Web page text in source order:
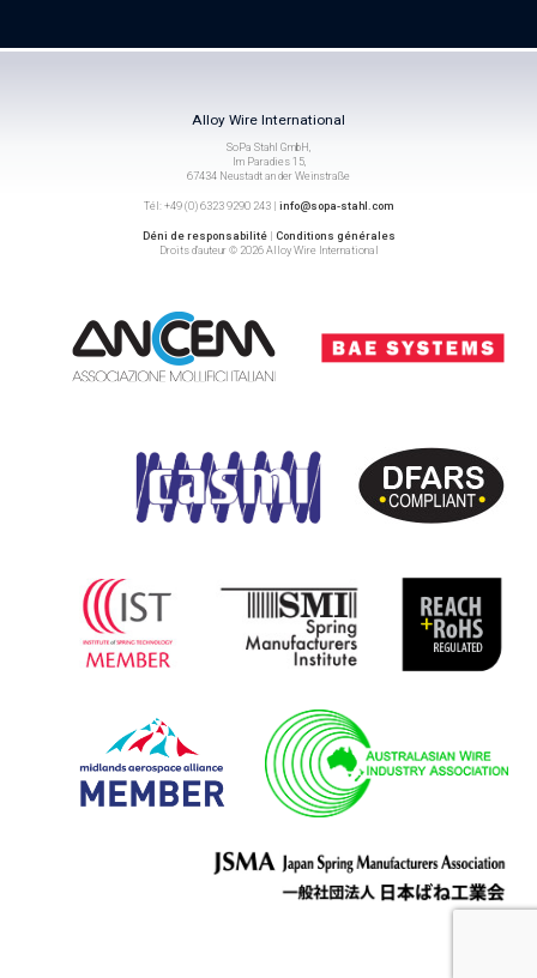
Alloy Wire International
SoPa Stahl GmbH,
Im Paradies 15,
67434 Neustadt an der Weinstraße
Tél: +49 (0) 6323 9290 243 | info@sopa-stahl.com
Déni de responsabilité| Conditions générales
Droits d’auteur © 2026 Alloy Wire International